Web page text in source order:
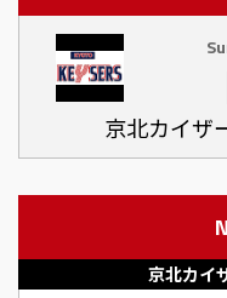
京北カイザ
京北カイ